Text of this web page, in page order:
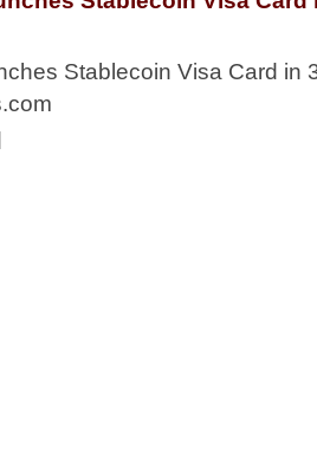
Stablecoin Visa Card in